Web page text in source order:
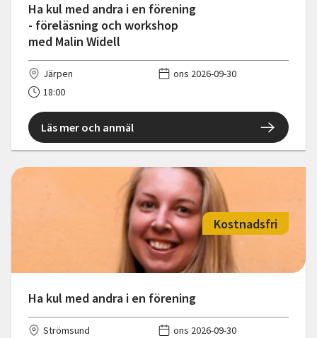
Ha kul med andra i en förening
- föreläsning och workshop
med Malin Widell
Järpen
ons 2026-09-30
18:00
Läs mer och anmäl
Ha kul med andra i en förening
Kostnadsfri
Strömsund
ons 2026-09-30